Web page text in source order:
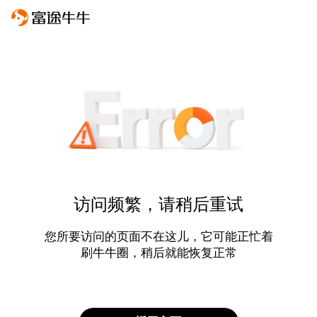
访问频繁，请稍后重试
您所要访问的页面不在这儿，它可能正忙着
刷牛牛圈，稍后就能恢复正常